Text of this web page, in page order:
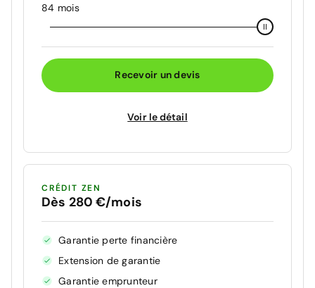
84 mois
Recevoir un devis
Voir le détail
CRÉDIT ZEN
Dès 280 €/mois
Garantie perte financière
Extension de garantie
Garantie emprunteur